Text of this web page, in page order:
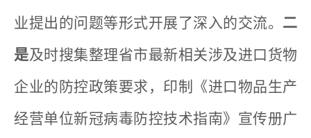
业提出的问题等形式开展了深入的交流。 二
是及时搜集整理省市最新相关涉及进口货物
企业的防控政策要求，印制《进口物品生产
经营单位新冠病毒防控技术指南》宣传册广